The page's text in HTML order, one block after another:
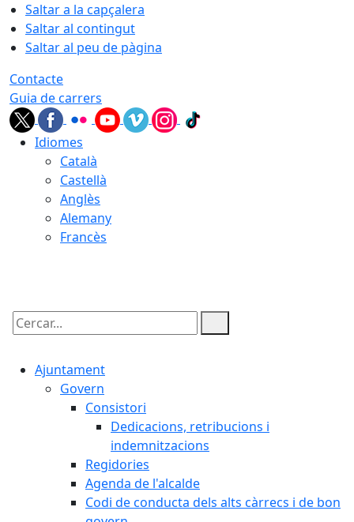
Saltar a la capçalera
Saltar al contingut
Saltar al peu de pàgina
Contacte
Guia de carrers
Idiomes
Català
Castellà
Anglès
Alemany
Francès
Cercar:
Ajuntament
Govern
Consistori
Dedicacions, retribucions i
indemnitzacions
Regidories
Agenda de l'alcalde
Codi de conducta dels alts càrrecs i de bon